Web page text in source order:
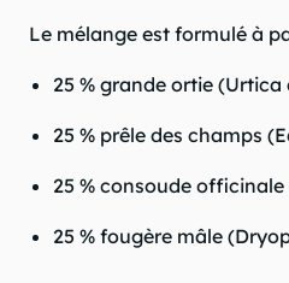
Le mélange est formulé à
25 % grande ortie
25 % prêle des champs
25 % consoude
25 % fougère mâle